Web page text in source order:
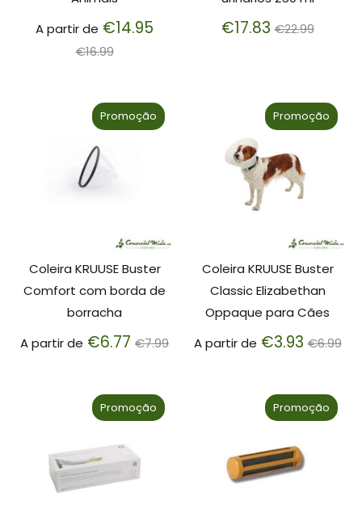
A partir de €14.95
€16.99
€17.83Preço
€22.99
Coleira KRUUSE Buster
Comfort com borda de
borracha
A partir de €6.77 Preço
€7.99
Promoção
Coleira KRUUSE Buster
Classic Elizabethan
Oppaque para Cães
A partir de €3.93Preço
€6.99
Promoção
Promoção Promoção